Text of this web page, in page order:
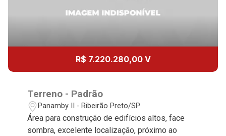
R$ 7.220.280,00 V
Terreno - Padrão
Panamby II - Ribeirão Preto/SP
Área para construção de edifícios altos, face
sombra, excelente localização, próximo ao